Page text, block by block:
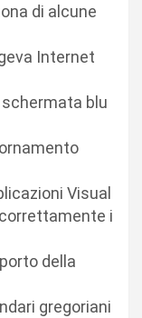
di alcune
Internet
schermata blu
Visual
i
della
gregoriani